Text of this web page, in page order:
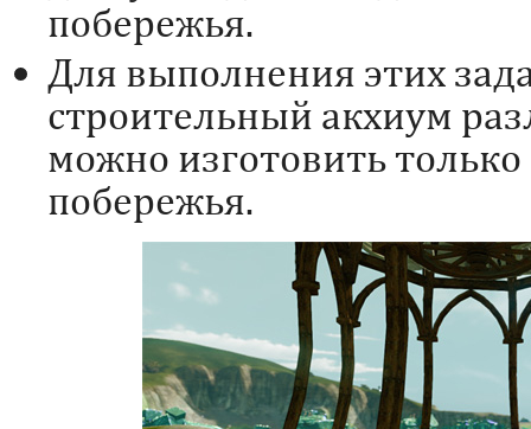
побережья.
Для выполнения этих
строительный акхиум
можно изготовить
побережья.